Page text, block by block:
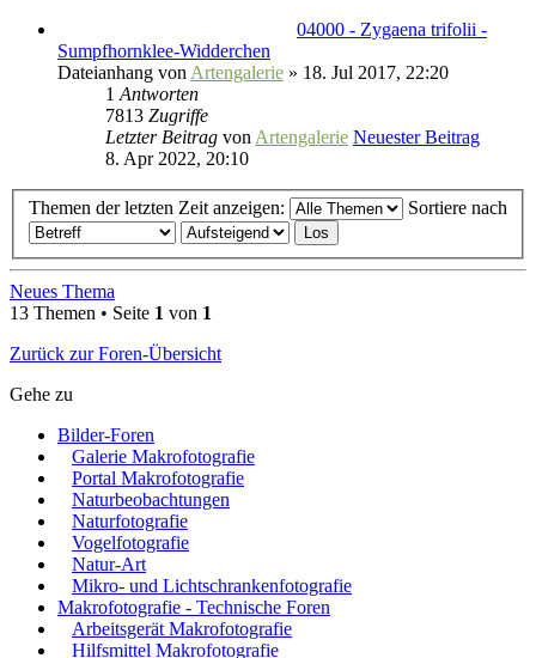
04000 - Zygaena trifolii -
Sumpfhornklee-Widderchen
Dateianhang von Artengalerie » 18. Jul 2017, 22:20
1 Antworten
7813 Zugriffe
Letzter Beitrag von Artengalerie Neuester Beitrag
8. Apr 2022, 20:10
Themen der letzten Zeit anzeigen: Sortiere nach
Neues Thema
13 Themen • Seite 1 von 1
Zurück zur Foren-Übersicht
Gehe zu
Bilder-Foren
Galerie Makrofotografie
Portal Makrofotografie
Naturbeobachtungen
Naturfotografie
Vogelfotografie
Natur-Art
Mikro- und Lichtschrankenfotografie
Makrofotografie - Technische Foren
Arbeitsgerät Makrofotografie
Hilfsmittel Makrofotografie